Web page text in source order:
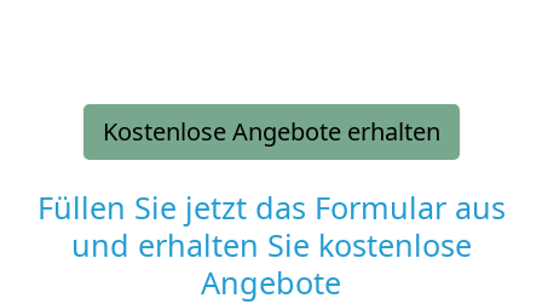
Kostenlose Angebote erhalten
Füllen Sie jetzt das Formular aus
und erhalten Sie kostenlose
Angebote